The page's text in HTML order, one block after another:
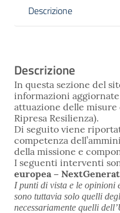
Descrizione
Descrizione
In questa sezione del
informazioni
attuazione delle misure
Ripresa Resilienza).
Di seguito viene
competenza
della missione e
I seguenti interventi
europea –
I punti di vista e le opinioni
sono tuttavia solo quelli
necessariamente quelli